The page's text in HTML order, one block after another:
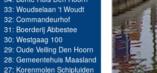
33: Woudselaan 't Woudt
32: Commandeurhof
31: Boerderij Abbestee
30: Westgaag 100
29: Oude Veiling Den Hoorn
28: Gemeentehuis Maasland
27: Korenmolen Schipluiden